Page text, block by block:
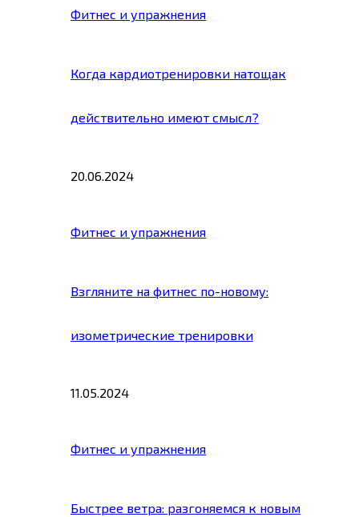
Фитнес и упражнения
Когда кардиотренировки натощак
действительно имеют смысл?
20.06.2024
Фитнес и упражнения
Взгляните на фитнес по-новому:
изометрические тренировки
11.05.2024
Фитнес и упражнения
Быстрее ветра: разгоняемся к новым